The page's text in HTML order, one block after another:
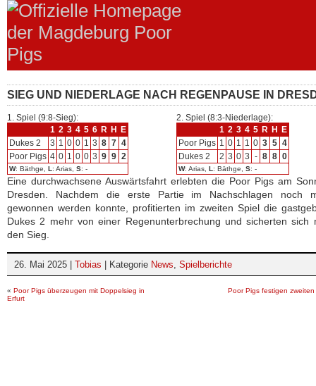
SIEG UND NIEDERLAGE NACH REGENPAUSE IN
1. Spiel (9:8-Sieg):
1 2 3 4 5 6 R H
E
Dukes 2
3 1 0 0 1 3 8 7 4
Poor Pigs 4 0 1 0 0 3 9 9 2
W: Bäthge, L : Arias, S: -
2. Spiel (8:3-Niederlage):
1 2 3 4 5 R H
E
Poor Pigs 1 0 1 1 0 3 5 4
Dukes 2
2 3 0 3 - 8 8 0
W: Arias, L : Bäthge, S: -
Eine durchwachsene Auswärtsfahrt erlebten die Poor Pigs am
Dresden. Nachdem die erste Partie im Nachschlagen noch
gewonnen werden konnte, profitierten im zweiten Spiel die
Dukes 2 mehr von einer Regenunterbrechung und sicherten sich
den Sieg.
26. Mai 2025 | Tobias | Kategorie News, Spielberichte
« Poor Pigs überzeugen mit Doppelsieg in
Erfurt
Poor Pigs festigen